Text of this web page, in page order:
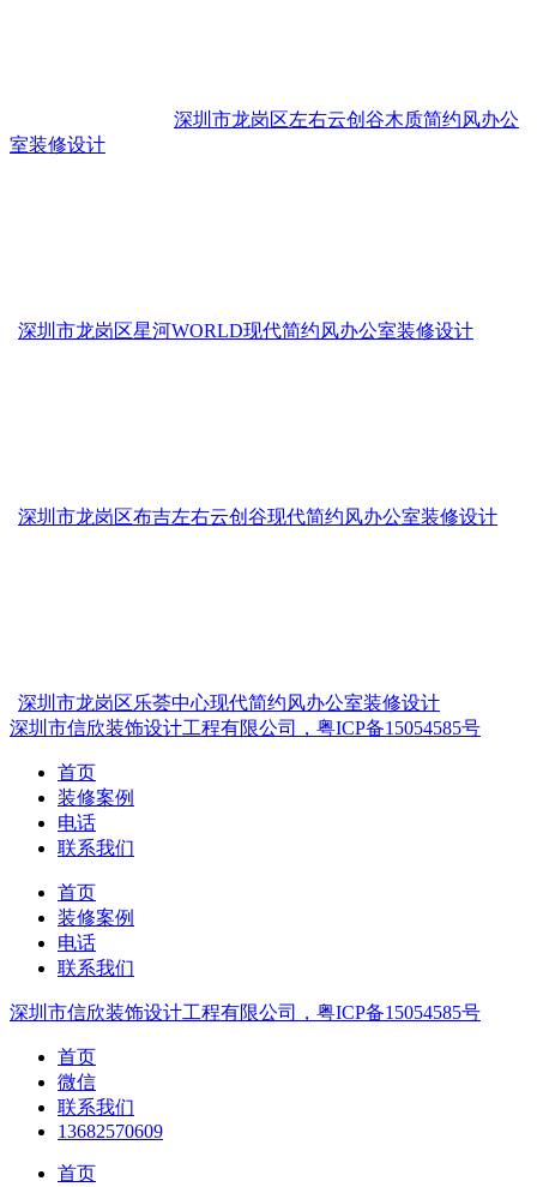
深圳市龙岗区左右云创谷木质简约风办公
室装修设计
深圳市龙岗区星河WORLD现代简约风办公室装修设计
深圳市龙岗区布吉左右云创谷现代简约风办公室装修设计
深圳市龙岗区乐荟中心现代简约风办公室装修设计
深圳市信欣装饰设计工程有限公司，粤ICP备15054585号
首页
装修案例
电话
联系我们
首页
装修案例
电话
联系我们
深圳市信欣装饰设计工程有限公司，粤ICP备15054585号
首页
微信
联系我们
13682570609
首页